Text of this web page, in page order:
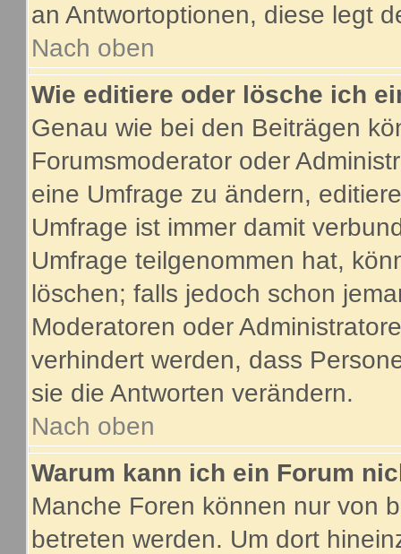
an Antwortoptionen, diese legt
Nach oben
Wie editiere oder lösche ich
Genau wie bei den Beiträgen
Forumsmoderator oder
eine Umfrage zu ändern,
Umfrage ist immer damit
Umfrage teilgenommen hat,
löschen; falls jedoch schon
Moderatoren oder
verhindert werden, dass
sie die Antworten verändern.
Nach oben
Warum kann ich ein Forum
Manche Foren können nur von
betreten werden. Um dort